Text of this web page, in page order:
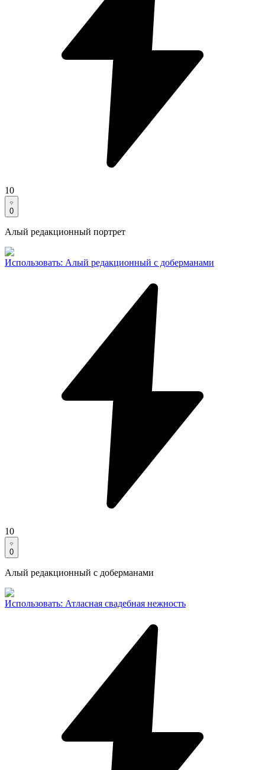
10
0
Алый редакционный портрет
Использовать: Алый редакционный с доберманами
10
0
Алый редакционный с доберманами
Использовать: Атласная свадебная нежность